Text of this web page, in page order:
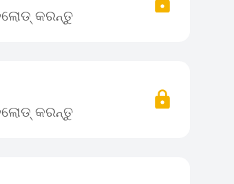
କରନ୍ତୁ
କରନ୍ତୁ